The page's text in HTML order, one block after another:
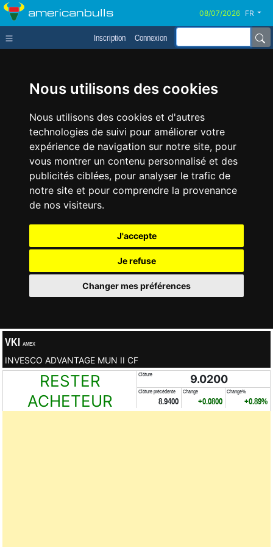
Nous utilisons des cookies
Nous utilisons des cookies et d'autres
technologies de suivi pour améliorer votre
expérience de navigation sur notre site, pour
vous montrer un contenu personnalisé et des
publicités ciblées, pour analyser le trafic de
notre site et pour comprendre la provenance
de nos visiteurs.
J'accepte
Je refuse
Changer mes préférences
americanbulls FR
Inscription Connexion
VKI AMEX
INVESCO ADVANTAGE MUN II CF
RESTER
ACHETEUR
Clôture 9.0200
Clôture précédente
8.9400
Change
+0.0800
Change%
+0.89%